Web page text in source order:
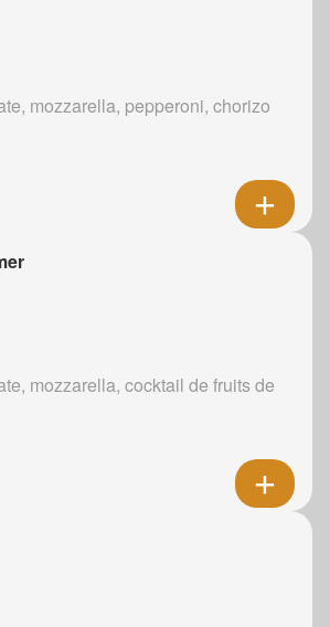
mozzarella, pepperoni, chorizo
mozzarella, cocktail de fruits de